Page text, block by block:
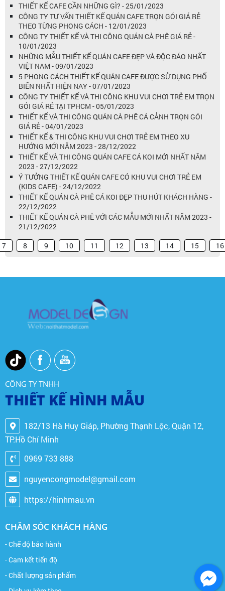
THIẾT KẾ CAFE CẦN NHỮNG GÌ? - 25/01/2023
CÔNG TY TƯ VẤN THIẾT KẾ QUÁN CAFE TRỌN GÓI GIÁ RẺ
THEO TỪNG PHONG CÁCH - 12/01/2023
CÔNG TY THIẾT KẾ VÀ THI CÔNG QUÁN CÀ PHÊ GIÁ RẺ -
10/01/2023
NHỮNG MẪU THIẾT KẾ QUÁN CAFE ĐẸP VÀ ĐỘC ĐÁO NHẤT
VIỆT NAM - 09/01/2023
5 PHONG CÁCH THIẾT KẾ QUÁN CAFE ĐƯỢC SỬ DỤNG PHỔ
BIẾN NHẤT HIỆN NAY - 07/01/2023
CÔNG TY THIẾT KẾ VÀ THI CÔNG KHU VUI CHƠI TRẺ EM TRỌN
GÓI GIÁ RẺ TẠI TPHCM - 05/01/2023
THIẾT KẾ VÀ THI CÔNG QUÁN CÀ PHÊ CÁ CẢNH TRỌN GÓI
GIÁ RẺ - 04/01/2023
THIẾT KẾ & THI CÔNG KHU VUI CHƠI TRẺ EM THEO XU
HƯỚNG MỚI NĂM 2023 - 28/12/2022
THIẾT KẾ VÀ THI CÔNG QUÁN CAFE CÁ KOI MỚI NHẤT NĂM
2023 - 27/12/2022
Ý TƯỞNG THIẾT KẾ QUÁN CAFE CÓ KHU VUI CHƠI TRẺ EM
(KIDS CAFE) - 24/12/2022
THIẾT KẾ QUÁN CÀ PHÊ CÁ KOI ĐẸP THU HÚT KHÁCH HÀNG -
22/12/2022
THIẾT KẾ QUÁN CÀ PHÊ VỚI CÁC MẪU MỚI NHẤT NĂM 2023 -
21/12/2022
7 8 9 10 11 12 13 14 15 16
CÔNG TY TNHH
THIẾT KẾ HÌNH MẪU
182/13 Hà Huy Giáp, Phường Thạnh Lộc, Quận 12,
TP.Hồ Chí Minh
0969 733 888
nguyencongmodel@gmail.com
https://hinhmau.vn
CHĂM SÓC KHÁCH HÀNG
- Chế độ bảo hành
- Cam kết tiến độ
- Chất lượng sản phẩm